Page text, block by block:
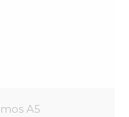
A5